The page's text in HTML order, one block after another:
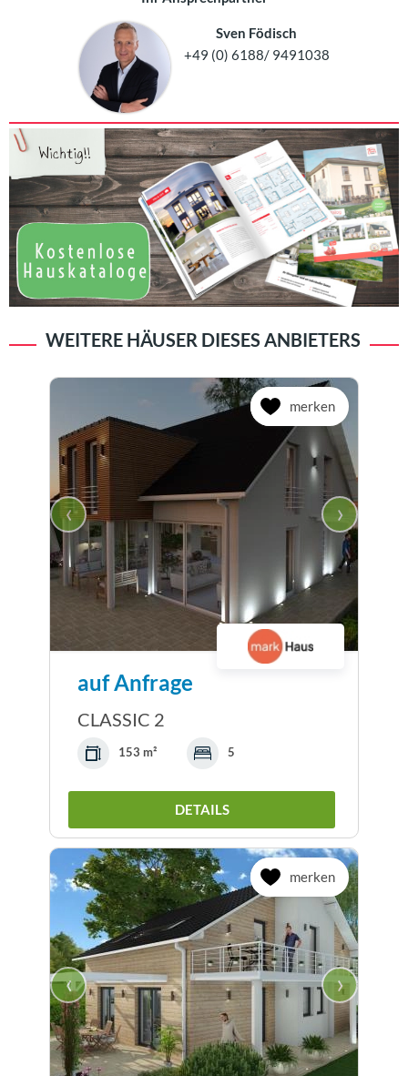
Sven Födisch
+49 (0) 6188/ 9491038
WEITERE HÄUSER DIESES ANBIETERS
merken
‹ ›
auf Anfrage
CLASSIC 2
153 m² 5
DETAILS
merken
‹ ›